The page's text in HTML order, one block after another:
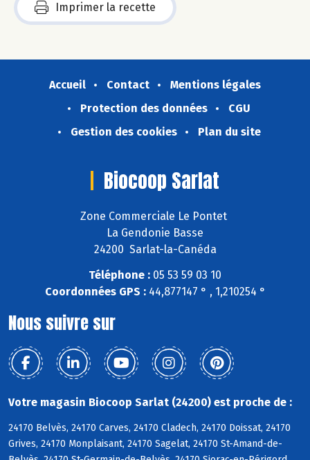
Imprimer la recette
Accueil Contact
Mentions légales
Protection des données
CGU
Gestion des cookies
Plan du site
Biocoop Sarlat
Zone Commerciale Le Pontet
La Gendonie Basse
24200 Sarlat-la-Canéda
Téléphone : 05 53 59 03 10
Coordonnées GPS :44,877147 ° , 1,210254 °
Nous suivre sur
Votre magasin Biocoop Sarlat (24200) est proche de :
24170 Belvès, 24170 Carves, 24170 Cladech, 24170 Doissat, 24170
Grives, 24170 Monplaisant, 24170 Sagelat, 24170 St-Amand-de-